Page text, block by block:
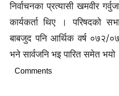
निर्वाचनका प्रत्यासी खमवीर
कार्यकर्ता थिए । परिषदको
बाबजुद पनि आर्थिक वर्ष ०७२/
भने सार्वजनि भइ पारित समेत भयो
Comments